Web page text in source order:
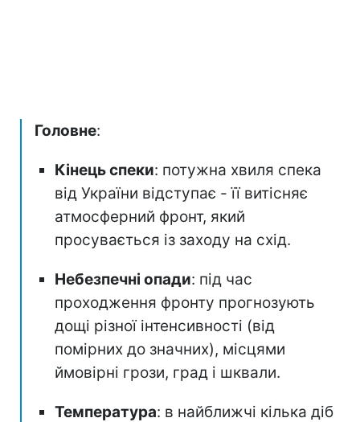
Головне:
Кінець спеки: потужна хвиля спека
від України відступає - її витісняє
атмосферний фронт, який
просувається із заходу на схід.
Небезпечні опади: під час
проходження фронту прогнозують
дощі різної інтенсивності (від
помірних до значних), місцями
ймовірні грози, град і шквали.
Температура: в найближчі кілька діб